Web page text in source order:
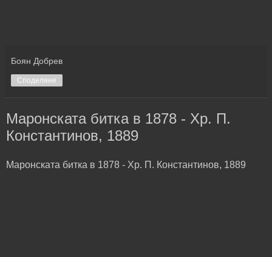
Боян Добрев
Споделяне
Маронската битка в 1878 - Хр. П.
Константинов, 1889
Маронската битка в 1878 - Хр. П. Константинов, 1889